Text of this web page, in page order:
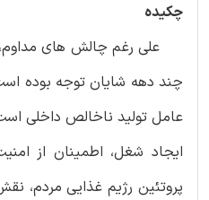
چکیده
علی رغم چالش های
چند دهه شایان توجه بوده
عامل تولید ناخالص داخلی
ایجاد شغل، اطمینان از
پروتئین رژیم غذایی مردم،